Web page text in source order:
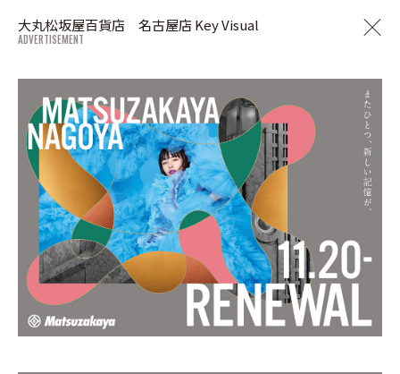
大丸松坂屋百貨店 名古屋店 Key Visual
ADVERTISEMENT